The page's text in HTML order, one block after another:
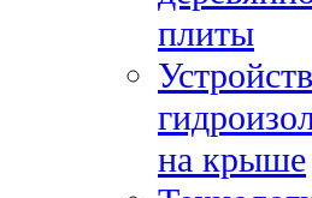
плиты
на крыше